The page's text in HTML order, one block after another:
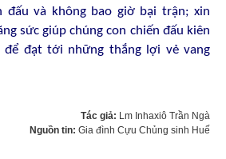
đấu và không bao giờ bại trận; xin
sức giúp chúng con chiến đấu kiên
để đạt tới những thắng lợi vẻ vang
Tác giả: Lm Inhaxiô Trần Ngà
Nguồn tin: Gia đình Cựu Chủng sinh Huế